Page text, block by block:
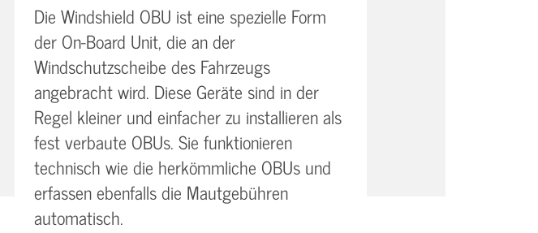
Die Windshield OBU ist eine spezielle Form
der On-Board Unit, die an der
Windschutzscheibe des Fahrzeugs
angebracht wird. Diese Geräte sind in der
Regel kleiner und einfacher zu installieren als
fest verbaute OBUs. Sie funktionieren
technisch wie die herkömmliche OBUs und
erfassen ebenfalls die Mautgebühren
automatisch.